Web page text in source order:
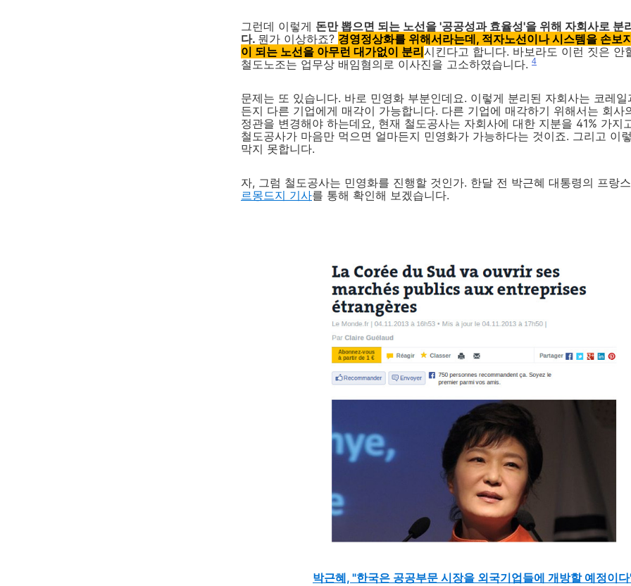
그런데 이렇게 돈만 뽑으면 되는 노선을 '공공성과 효율성'을 위해 자회사로 분
다. 뭔가 이상하죠? 경영정상화를 위해서라는데, 적자노선이나 시스템을 손보
이 되는 노선을 아무런 대가없이 분리시킨다고 합니다. 바보라도 이런 짓은 안
철도노조는 업무상 배임혐의로 이사진을 고소하였습니다. 4
문제는 또 있습니다. 바로 민영화 부분인데요. 이렇게 분리된 자회사는 코레
든지 다른 기업에게 매각이 가능합니다. 다른 기업에 매각하기 위해서는 회사
정관을 변경해야 하는데요, 현재 철도공사는 자회사에 대한 지분을 41% 가지
철도공사가 마음만 먹으면 얼마든지 민영화가 가능하다는 것이죠. 그리고 이
막지 못합니다.
자, 그럼 철도공사는 민영화를 진행할 것인가. 한달 전 박근혜 대통령의 프랑
르몽드지 기사를 통해 확인해 보겠습니다.
박근혜, "한국은 공공부문 시장을 외국기업들에 개방할 예정이